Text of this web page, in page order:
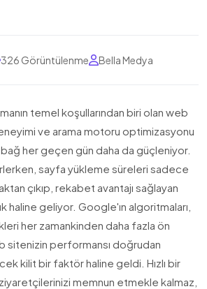
326 Görüntülenme Bella Medya
temel koşullarından biri olan web
ve arama motoru optimizasyonu
bağ her geçen gün daha da güçleniyor.
sayfa yükleme süreleri sadece
çıkıp, rekabet avantajı sağlayan
haline geliyor. Google'ın algoritmaları,
her zamankinden daha fazla ön
sitenizin performansı doğrudan
kilit bir faktör haline geldi. Hızlı bir
memnun etmekle kalmaz,